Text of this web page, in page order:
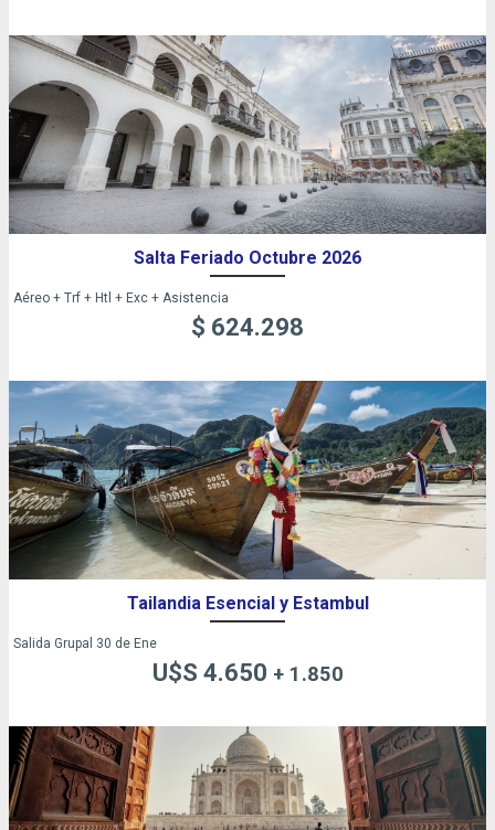
Salta Feriado Octubre 2026
Aéreo + Trf + Htl + Exc + Asistencia
$ 624.298
Tailandia Esencial y Estambul
Salida Grupal 30 de Ene
U$S 4.650 + 1.850